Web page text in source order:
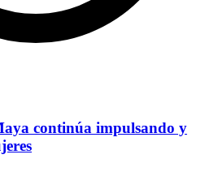
continúa impulsando y